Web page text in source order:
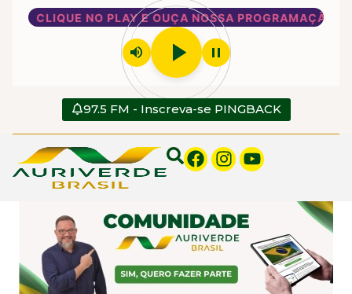
CLIQUE NO PLAY E OUÇA NOSSA PROGRAMAÇÃO
volume_up play_arrow pause
97.5 FM - Inscreva-se PINGBACK